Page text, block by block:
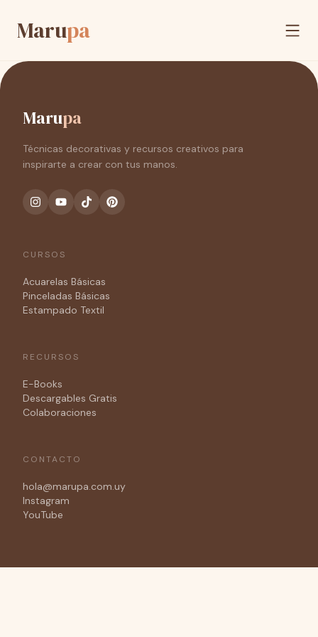
Marupa
Marupa
Técnicas decorativas y recursos creativos para
inspirarte a crear con tus manos.
CURSOS
Acuarelas Básicas
Pinceladas Básicas
Estampado Textil
RECURSOS
E-Books
Descargables Gratis
Colaboraciones
CONTACTO
hola@marupa.com.uy
Instagram
YouTube